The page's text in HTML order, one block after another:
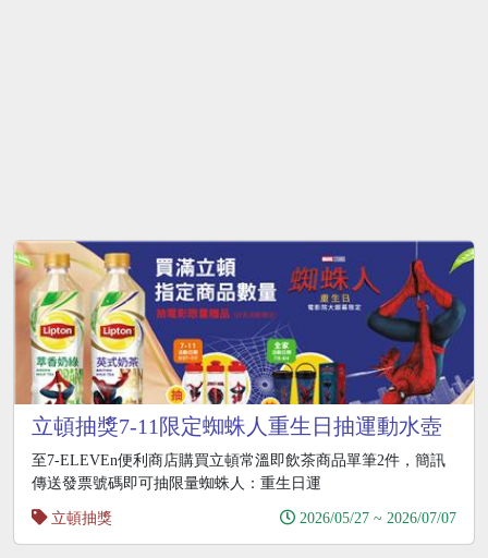
立頓抽獎7-11限定蜘蛛人重生日抽運動水壺
至7-ELEVEn便利商店購買立頓常溫即飲茶商品單筆2件，簡訊
傳送發票號碼即可抽限量蜘蛛人：重生日運
立頓抽獎
2026/05/27 ~ 2026/07/07